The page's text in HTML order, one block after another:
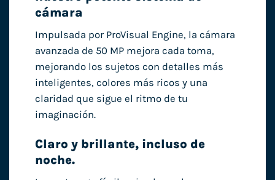
cámara
Impulsada por ProVisual Engine, la cámara
avanzada de 50 MP mejora cada toma,
mejorando los sujetos con detalles más
inteligentes, colores más ricos y una
claridad que sigue el ritmo de tu
imaginación.
Claro y brillante, incluso de
noche.